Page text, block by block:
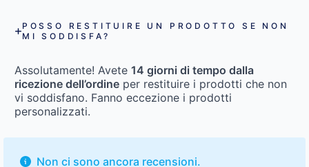
POSSO RESTITUIRE UN PRODOTTO SE NON
MI SODDISFA?
Assolutamente! Avete 14 giorni di tempo dalla
ricezione dell’ordine per restituire i prodotti che non
vi soddisfano. Fanno eccezione i prodotti
personalizzati.
Non ci sono ancora recensioni.